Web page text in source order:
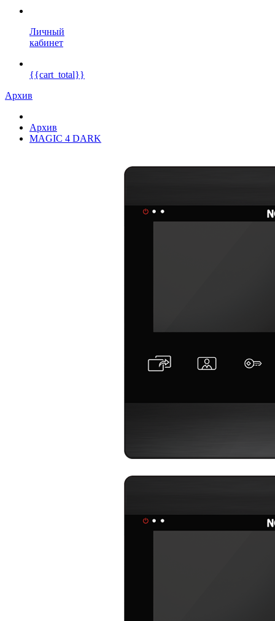
Личный
кабинет
{{cart_total}}
Архив
Архив
MAGIC 4 DARK